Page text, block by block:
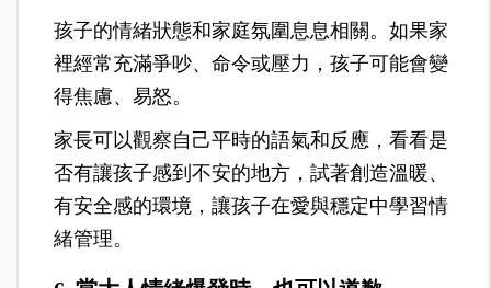
孩子的情緒狀態和家庭氛圍息息相關。如果家
裡經常充滿爭吵、命令或壓力，孩子可能會變
得焦慮、易怒。
家長可以觀察自己平時的語氣和反應，看看是
否有讓孩子感到不安的地方，試著創造溫暖、
有安全感的環境，讓孩子在愛與穩定中學習情
緒管理。